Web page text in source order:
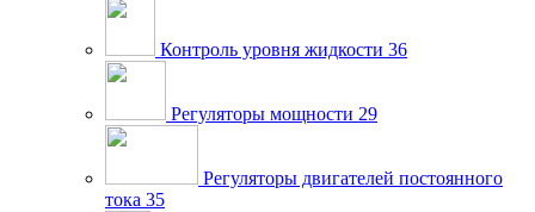
Контроль уровня жидкости 36
Регуляторы мощности 29
Регуляторы двигателей постоянного
тока 35